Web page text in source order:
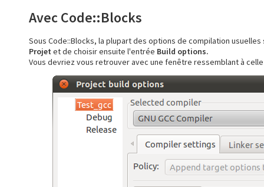
Avec Code::Blocks
Sous Code::Blocks, la plupart des options de compilation
Projet et de choisir ensuite l'entrée Build options.
Vous devriez vous retrouver avec une fenêtre ressemblant à